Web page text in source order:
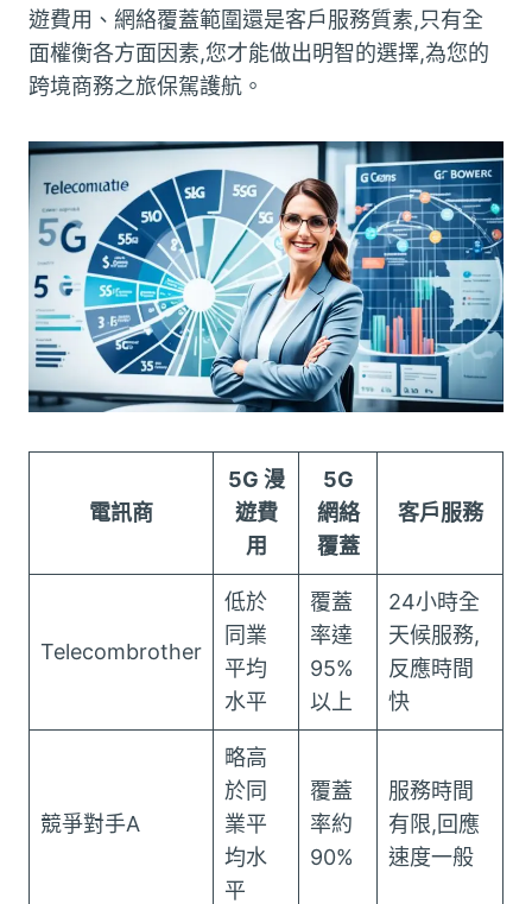
遊費用、網絡覆蓋範圍還是客戶服務質素,只有全
面權衡各方面因素,您才能做出明智的選擇,為您的
跨境商務之旅保駕護航。
電訊商
5G 漫
遊費
用
5G
網絡
覆蓋
客戶服務
Telecombrother
低於
同業
平均
水平
覆蓋
率達
95%
以上
24小時全
天候服務,
反應時間
快
競爭對手A
略高
於同
業平
均水
平
覆蓋
率約
90%
服務時間
有限,回應
速度一般